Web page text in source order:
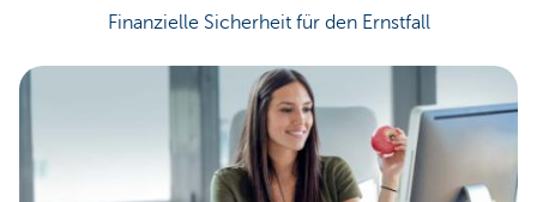
Finanzielle Sicherheit für den Ernstfall